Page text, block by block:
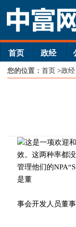
首页 政经
您的位置： 首页 >政经
这是一项欢迎
效。这两种率都
管理他们的
是董
事会开发人员董